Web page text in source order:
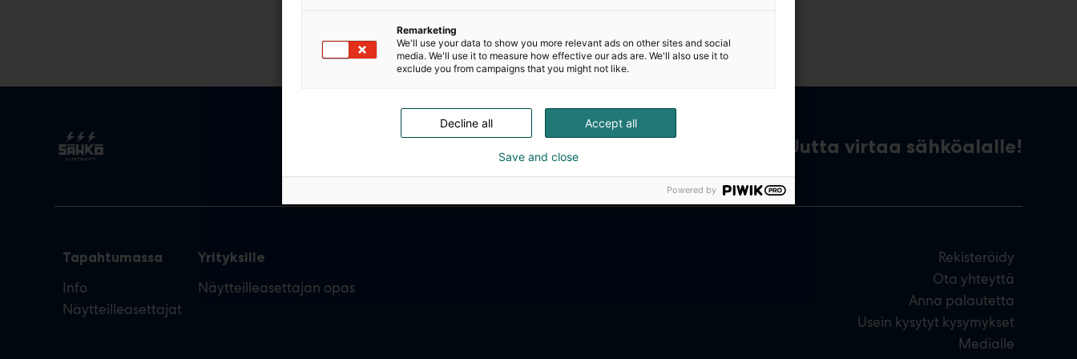
Uutta virtaa sähköalalle!
Tapahtumassa
Info
Näytteilleasettajat
Yrityksille
Näytteilleasettajan opas
Rekisteröidy
Ota yhteyttä
Anna palautetta
Usein kysytyt kysymykset
Medialle
Remarketing
We'll use your data to show you more relevant ads on other sites and social
media. We'll use it to measure how effective our ads are. We'll also use it to
exclude you from campaigns that you might not like.
Accept all
Decline all
Save and close
Powered by